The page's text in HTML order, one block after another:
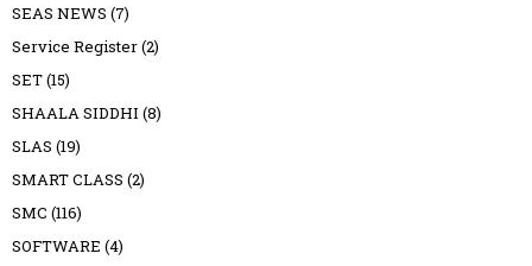
SEAS NEWS (7)
Service Register(2)
SET(15)
SHAALA SIDDHI (8)
SLAS (19)
SMART CLASS (2)
SMC (116)
SOFTWARE (4)